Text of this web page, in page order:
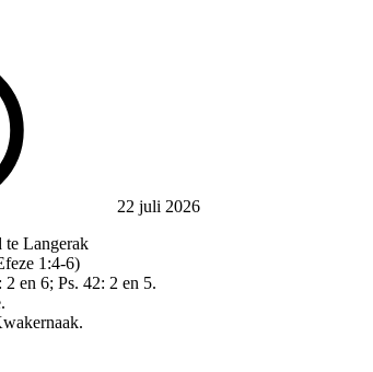
22 juli 2026
Langerak
1:4-6)
2 en 6; Ps. 42: 2 en 5.